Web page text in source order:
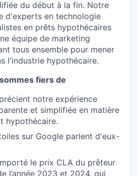
du début à la fin. Notre
d'experts en technologie
en prêts hypothécaires
équipe de marketing
tous ensemble pour mener
l'industrie hypothécaire.
fiers de
notre expérience
et simplifiée en matière
hypothécaire.
sur Google parlent d'eux-
le prix CLA du prêteur
l’année 2023 et 2024, qui